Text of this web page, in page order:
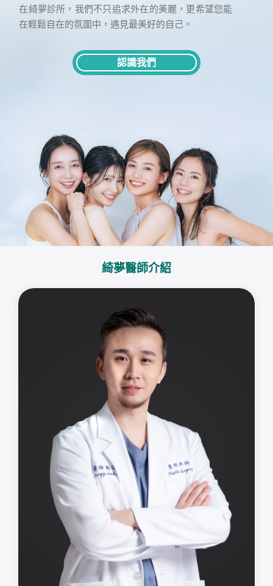
在綺夢診所，我們不只追求外在的美麗，更希望您能
在輕鬆自在的氛圍中，遇見最美好的自己。
認識我們
綺夢醫師介紹